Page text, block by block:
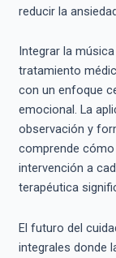
reducir la
Integrar la
tratamiento
con un enfoque
emocional. La
observación y
comprende
intervención a
terapéutica
El futuro del
integrales donde